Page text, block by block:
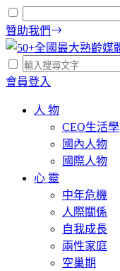
贊助我們
會員登入
人 物
CEO生活學
國內人物
國際人物
心 靈
中年危機
人際關係
自我成長
兩性家庭
空巢期